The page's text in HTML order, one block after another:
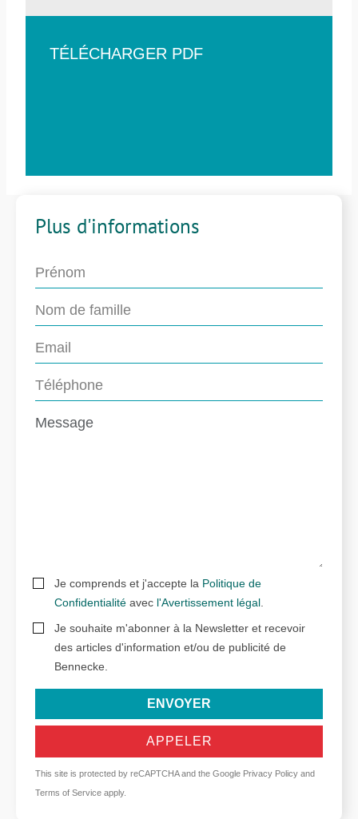
TÉLÉCHARGER PDF
Plus d'informations
Je comprends et j'accepte la Politique de
Confidentialité avec l'Avertissement légal
Je souhaite m'abonner à la Newsletter et recevoir
des articles d'information et/ou de publicité de
Bennecke.
ENVOYER
APPELER
This site is protected by reCAPTCHA and the Google Privacy Policy and
Terms of Service apply.